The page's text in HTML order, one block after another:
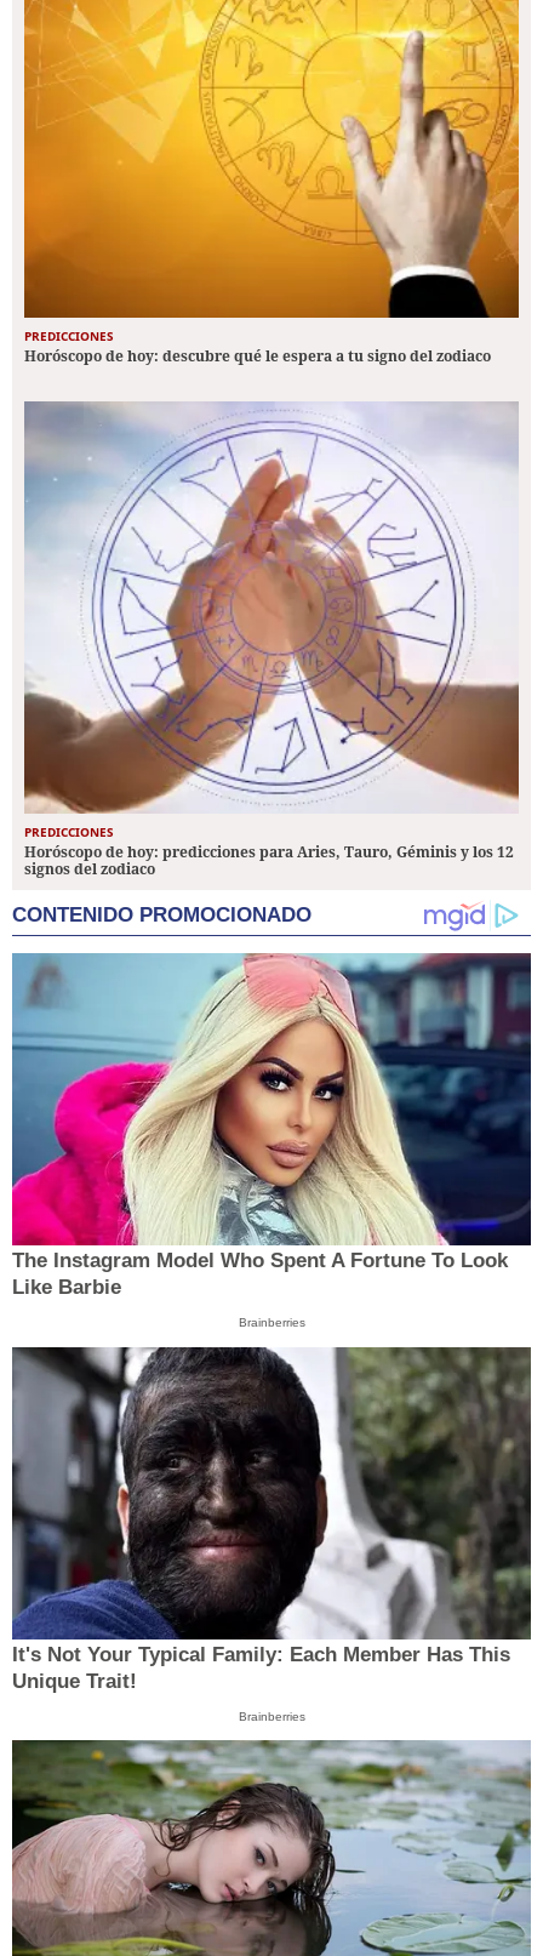
PREDICCIONES
Horóscopo de hoy: descubre qué le espera a tu signo del zodiaco
PREDICCIONES
Horóscopo de hoy: predicciones para Aries, Tauro, Géminis y los 12
signos del zodiaco
CONTENIDO PROMOCIONADO
The Instagram Model Who Spent A Fortune To Look
Like Barbie
Brainberries
It's Not Your Typical Family: Each Member Has This
Unique Trait!
Brainberries